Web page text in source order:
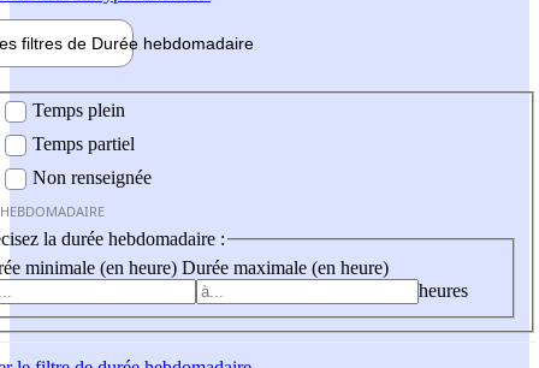
filtres de Durée hebdomadaire
Temps plein
Temps partiel
Non renseignée
la durée hebdomadaire :
minimale (en heure) Durée maximale (en heure)
heures